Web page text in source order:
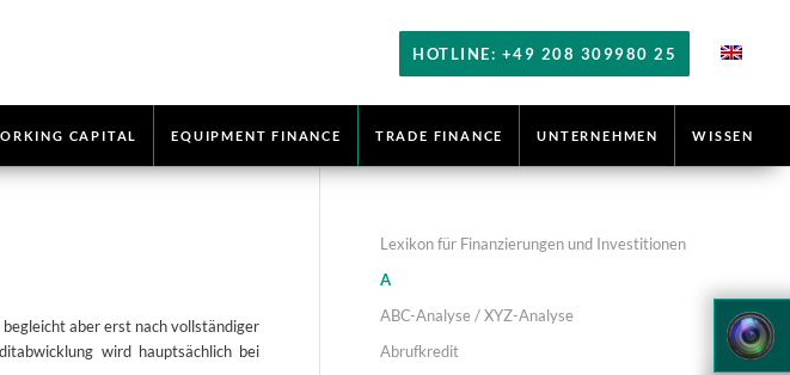
HOTLINE: +49 208 309980 25
CAPITAL EQUIPMENT FINANCE TRADE FINANCE UNTERNEHMEN WISSEN
aber erst nach vollständiger
wird hauptsächlich bei
Lexikon für Finanzierungen und Investitionen
A
ABC-Analyse / XYZ-Analyse
Abrufkredit